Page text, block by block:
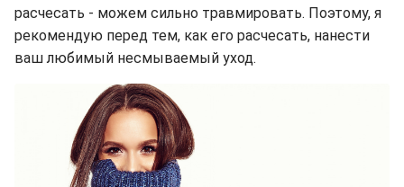
расчесать - можем сильно травмировать. Поэтому, я
рекомендую перед тем, как его расчесать, нанести
ваш любимый несмываемый уход.